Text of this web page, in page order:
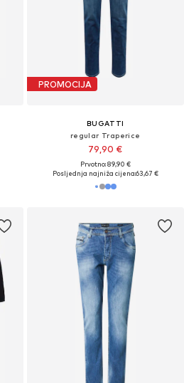
PROMOCIJA
BUGATTI
regular Traperice
79,90 €
Prvotno: 89,90 €
Posljednja najniža cijena:63,67 €